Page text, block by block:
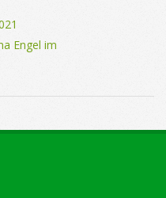
Engel im